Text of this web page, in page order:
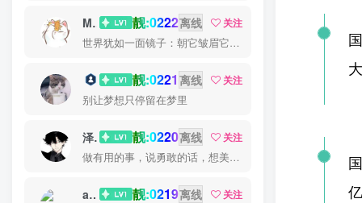
Miss 先生 靓:0222离线
关注
世界犹如一面镜子：朝它皱眉它就朝你皱眉，朝它微笑它也吵你微笑
猫小白 靓:0221 离线
关注
别让梦想只停留在梦里
泽宇 靓:0220离线
关注
做有用的事，说勇敢的话，想美好的事，一生足矣
a626911 靓:0219离线
关注